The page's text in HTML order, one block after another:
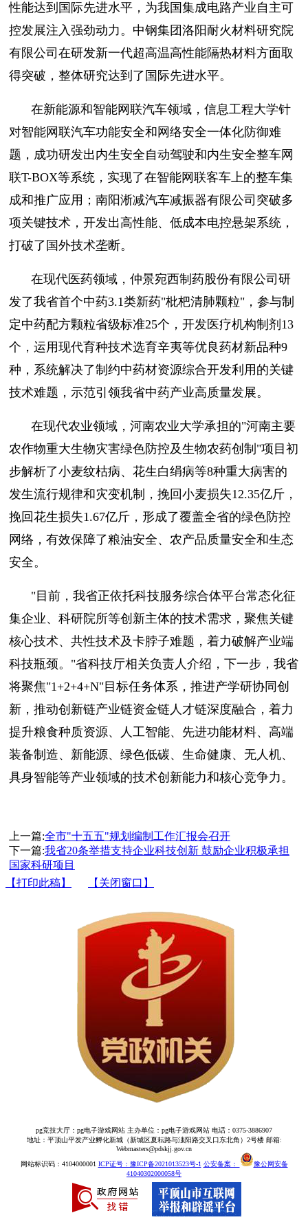
性能达到国际先进水平，为我国集成电路产业自主可
控发展注入强劲动力。中钢集团洛阳耐火材料研究院
有限公司在研发新一代超高温高性能隔热材料方面取
得突破，整体研究达到了国际先进水平。
在新能源和智能网联汽车领域，信息工程大学针
对智能网联汽车功能安全和网络安全一体化防御难
题，成功研发出内生安全自动驾驶和内生安全整车网
联T-BOX等系统，实现了在智能网联客车上的整车集
成和推广应用；南阳淅减汽车减振器有限公司突破多
项关键技术，开发出高性能、低成本电控悬架系统，
打破了国外技术垄断。
在现代医药领域，仲景宛西制药股份有限公司研
发了我省首个中药3.1类新药"枇杷清肺颗粒"，参与制
定中药配方颗粒省级标准25个，开发医疗机构制剂13
个，运用现代育种技术选育辛夷等优良药材新品种9
种，系统解决了制约中药材资源综合开发利用的关键
技术难题，示范引领我省中药产业高质量发展。
在现代农业领域，河南农业大学承担的"河南主要
农作物重大生物灾害绿色防控及生物农药创制"项目初
步解析了小麦纹枯病、花生白绢病等8种重大病害的
发生流行规律和灾变机制，挽回小麦损失12.35亿斤，
挽回花生损失1.67亿斤，形成了覆盖全省的绿色防控
网络，有效保障了粮油安全、农产品质量安全和生态
安全。
"目前，我省正依托科技服务综合体平台常态化征
集企业、科研院所等创新主体的技术需求，聚焦关键
核心技术、共性技术及卡脖子难题，着力破解产业端
科技瓶颈。"省科技厅相关负责人介绍，下一步，我省
将聚焦"1+2+4+N"目标任务体系，推进产学研协同创
新，推动创新链产业链资金链人才链深度融合，着力
提升粮食种质资源、人工智能、先进功能材料、高端
装备制造、新能源、绿色低碳、生命健康、无人机、
具身智能等产业领域的技术创新能力和核心竞争力。
上一篇:全市"十五五"规划编制工作汇报会召开
下一篇:我省20条举措支持企业科技创新 鼓励企业积极承担
国家科研项目
【打印此稿】
【关闭窗口】
pg竞技大厅：pg电子游戏网站 主办单位：pg电子游戏网站 电话：0375-3886907
地址：平顶山平发产业孵化新城（新城区夏耘路与滍阳路交叉口东北角）2号楼 邮箱:
Webmasters@pdskjj.gov.cn
网站标识码：4104000001 ICP证号：豫ICP备2021013523号-1 公安备案：
豫公网安备
41040302000058号